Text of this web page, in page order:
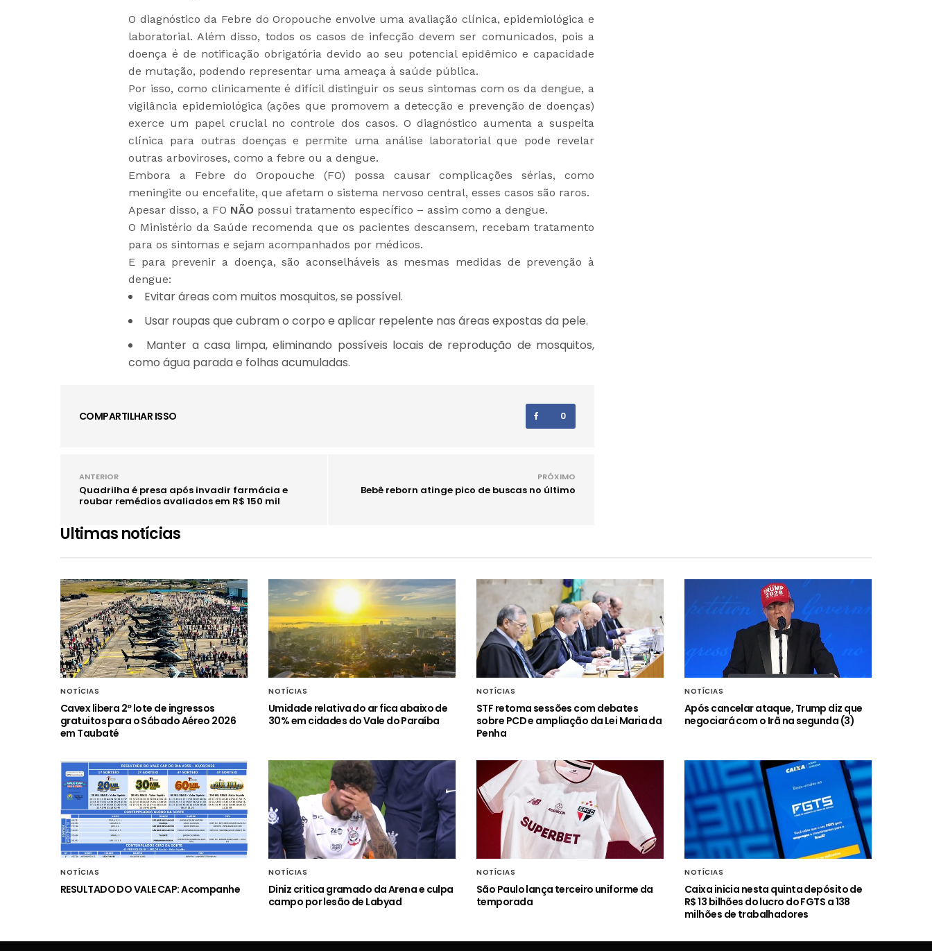
O diagnóstico da Febre do Oropouche envolve uma avaliação clínica, epidemiológica e
laboratorial. Além disso, todos os casos de infecção devem ser comunicados, pois a
doença é de notificação obrigatória devido ao seu potencial epidêmico e capacidade
de mutação, podendo representar uma ameaça à saúde pública.
Por isso, como clinicamente é difícil distinguir os seus sintomas com os da dengue, a
vigilância epidemiológica (ações que promovem a detecção e prevenção de doenças)
exerce um papel crucial no controle dos casos. O diagnóstico aumenta a suspeita
clínica para outras doenças e permite uma análise laboratorial que pode revelar
outras arboviroses, como a febre ou a dengue.
Embora a Febre do Oropouche (FO) possa causar complicações sérias, como
meningite ou encefalite, que afetam o sistema nervoso central, esses casos são raros.
Apesar disso, a FO NÃO possui tratamento específico – assim como a dengue.
O Ministério da Saúde recomenda que os pacientes descansem, recebam tratamento
para os sintomas e sejam acompanhados por médicos.
E para prevenir a doença, são aconselháveis as mesmas medidas de prevenção à
dengue:
Evitar áreas com muitos mosquitos, se possível.
Usar roupas que cubram o corpo e aplicar repelente nas áreas expostas da pele.
Manter a casa limpa, eliminando possíveis locais de reprodução de mosquitos,
como água parada e folhas acumuladas.
COMPARTILHAR ISSO 0
ANTERIOR
Quadrilha é presa após invadir farmácia e
roubar remédios avaliados em R$ 150 mil
PRÓXIMO
Bebê reborn atinge pico de buscas no último
Ultimas notícias
NOTÍCIAS
Cavex libera 2º lote de ingressos
gratuitos para o Sábado Aéreo 2026
em Taubaté
NOTÍCIAS
Umidade relativa do ar fica abaixo de
30% em cidades do Vale do Paraíba
NOTÍCIAS
STF retoma sessões com debates
sobre PCD e ampliação da Lei Maria da
Penha
NOTÍCIAS
Após cancelar ataque, Trump diz que
negociará com o Irã na segunda (3)
NOTÍCIAS
RESULTADO DO VALE CAP: Acompanhe
NOTÍCIAS
Diniz critica gramado da Arena e culpa
campo por lesão de Labyad
NOTÍCIAS
São Paulo lança terceiro uniforme da
temporada
NOTÍCIAS
Caixa inicia nesta quinta depósito de
R$ 13 bilhões do lucro do FGTS a 138
milhões de trabalhadores